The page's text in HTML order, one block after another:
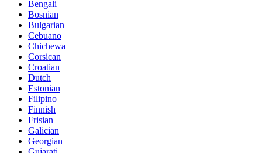
Bengali
Bosnian
Bulgarian
Cebuano
Chichewa
Corsican
Croatian
Dutch
Estonian
Filipino
Finnish
Frisian
Galician
Georgian